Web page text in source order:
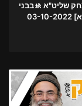
שליט"א 🚸בבני